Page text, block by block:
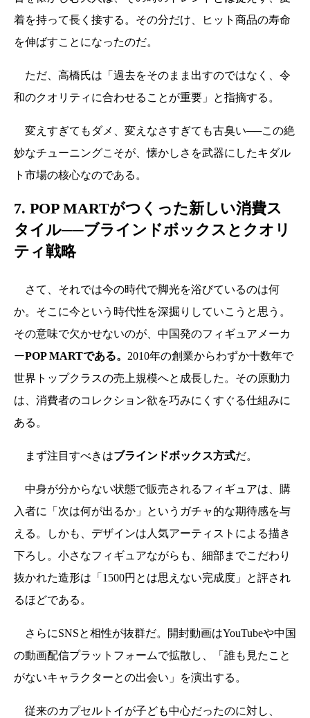
着を持って長く接する。その分だけ、ヒット商品の寿命
を伸ばすことになったのだ。
ただ、高橋氏は「過去をそのまま出すのではなく、令
和のクオリティに合わせることが重要」と指摘する。
変えすぎてもダメ、変えなさすぎても古臭い──この絶
妙なチューニングこそが、懐かしさを武器にしたキダル
ト市場の核心なのである。
7. POP MARTがつくった新しい消費ス
タイル──ブラインドボックスとクオリ
ティ戦略
さて、それでは今の時代で脚光を浴びているのは何
か。そこに今という時代性を深掘りしていこうと思う。
その意味で欠かせないのが、中国発のフィギュアメーカ
ーPOP MARTである。 2010年の創業からわずか十数年で
世界トップクラスの売上規模へと成長した。その原動力
は、消費者のコレクション欲を巧みにくすぐる仕組みに
ある。
まず注目すべきはブラインドボックス方式だ。
中身が分からない状態で販売されるフィギュアは、購
入者に「次は何が出るか」というガチャ的な期待感を与
える。しかも、デザインは人気アーティストによる描き
下ろし。小さなフィギュアながらも、細部までこだわり
抜かれた造形は「1500円とは思えない完成度」と評され
るほどである。
さらにSNSと相性が抜群だ。開封動画はYouTubeや中国
の動画配信プラットフォームで拡散し、「誰も見たこと
がないキャラクターとの出会い」を演出する。
従来のカプセルトイが子ども中心だったのに対し、